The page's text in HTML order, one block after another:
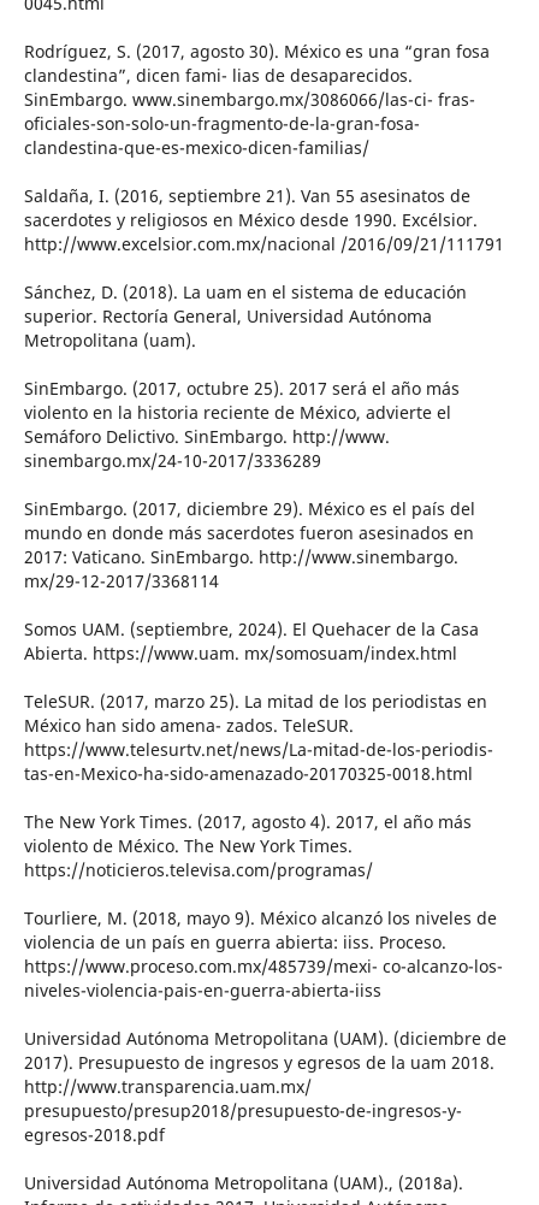
Rodríguez, S. (2017, agosto 30). México es una “gran fosa
clandestina”, dicen fami- lias de desaparecidos.
SinEmbargo. www.sinembargo.mx/3086066/las-ci- fras-
oficiales-son-solo-un-fragmento-de-la-gran-fosa-
clandestina-que-es-mexico-dicen-familias/
Saldaña, I. (2016, septiembre 21). Van 55 asesinatos de
sacerdotes y religiosos en México desde 1990. Excélsior.
http://www.excelsior.com.mx/nacional /2016/09/21/111791
Sánchez, D. (2018). La uam en el sistema de educación
superior. Rectoría General, Universidad Autónoma
Metropolitana (uam).
SinEmbargo. (2017, octubre 25). 2017 será el año más
violento en la historia reciente de México, advierte el
Semáforo Delictivo. SinEmbargo. http://www.
sinembargo.mx/24-10-2017/3336289
SinEmbargo. (2017, diciembre 29). México es el país del
mundo en donde más sacerdotes fueron asesinados en
2017: Vaticano. SinEmbargo. http://www.sinembargo.
mx/29-12-2017/3368114
Somos UAM. (septiembre, 2024). El Quehacer de la Casa
Abierta. https://www.uam. mx/somosuam/index.html
TeleSUR. (2017, marzo 25). La mitad de los periodistas en
México han sido amena- zados. TeleSUR.
https://www.telesurtv.net/news/La-mitad-de-los-periodis-
tas-en-Mexico-ha-sido-amenazado-20170325-0018.html
The New York Times. (2017, agosto 4). 2017, el año más
violento de México. The New York Times.
https://noticieros.televisa.com/programas/
Tourliere, M. (2018, mayo 9). México alcanzó los niveles de
violencia de un país en guerra abierta: iiss. Proceso.
https://www.proceso.com.mx/485739/mexi- co-alcanzo-los-
niveles-violencia-pais-en-guerra-abierta-iiss
Universidad Autónoma Metropolitana (UAM). (diciembre de
2017). Presupuesto de ingresos y egresos de la uam 2018.
http://www.transparencia.uam.mx/
presupuesto/presup2018/presupuesto-de-ingresos-y-
egresos-2018.pdf
Universidad Autónoma Metropolitana (UAM)., (2018a).